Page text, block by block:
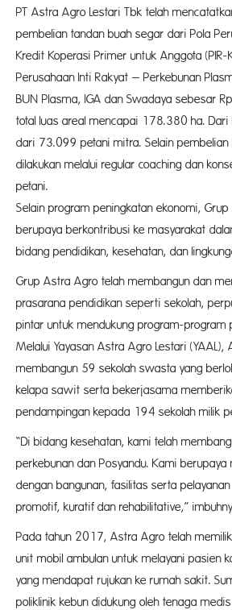
PT Astra Agro Lestari Tbk telah
pembelian tandan buah segar dari Pola
Kredit Koperasi Primer untuk Anggota (PIR-
Perusahaan Inti Rakyat – Perkebunan
BUN Plasma, IGA dan Swadaya sebesar
total luas areal mencapai 178.380 ha.
dari 73.099 petani mitra. Selain pembelian
dilakukan melalui regular coaching dan
petani.
Selain program peningkatan ekonomi,
berupaya berkontribusi ke masyarakat
bidang pendidikan, kesehatan, dan
Grup Astra Agro telah membangun dan
prasarana pendidikan seperti sekolah,
pintar untuk mendukung program-program
Melalui Yayasan Astra Agro Lestari (YAAL),
membangun 59 sekolah swasta yang
kelapa sawit serta bekerjasama
pendampingan kepada 194 sekolah milik
“Di bidang kesehatan, kami telah
perkebunan dan Posyandu. Kami berupaya
dengan bangunan, fasilitas serta
promotif, kuratif dan rehabilitative,”
Pada tahun 2017, Astra Agro telah
unit mobil ambulan untuk melayani pasien
yang mendapat rujukan ke rumah sakit.
poliklinik kebun didukung oleh tenaga